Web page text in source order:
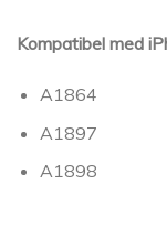
Kompatibel med
A1864
A1897
A1898